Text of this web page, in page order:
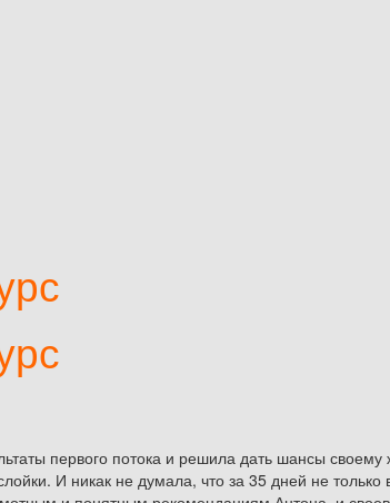
первого потока и решила дать шансы
И никак не думала, что за 35 дней не